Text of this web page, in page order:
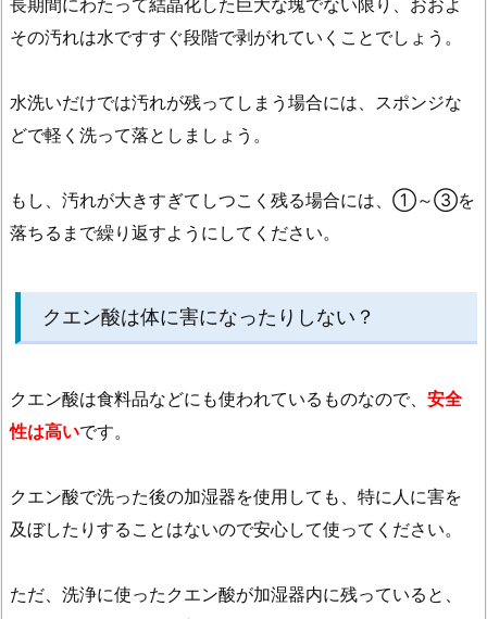
その汚れは水ですすぐ段階で剥がれていくことでしょう。
水洗いだけでは汚れが残ってしまう場合には、スポンジな
どで軽く洗って落としましょう。
もし、汚れが大きすぎてしつこく残る場合には、①～③を
落ちるまで繰り返すようにしてください。
クエン酸は体に害になったりしない？
クエン酸は食料品などにも使われているものなので、 安全
性は高いです。
クエン酸で洗った後の加湿器を使用しても、特に人に害を
及ぼしたりすることはないので安心して使ってください。
ただ、洗浄に使ったクエン酸が加湿器内に残っていると、